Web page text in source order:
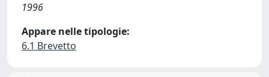
1996
Appare nelle tipologie:
6.1 Brevetto